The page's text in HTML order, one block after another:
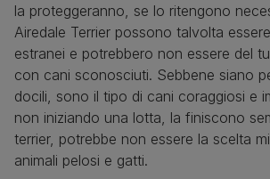
la proteggeranno, se lo ritengono
Airedale Terrier possono talvolta
estranei e potrebbero non essere del
con cani sconosciuti. Sebbene siano
docili, sono il tipo di cani coraggiosi e
non iniziando una lotta, la finiscono
terrier, potrebbe non essere la scelta
animali pelosi e gatti.